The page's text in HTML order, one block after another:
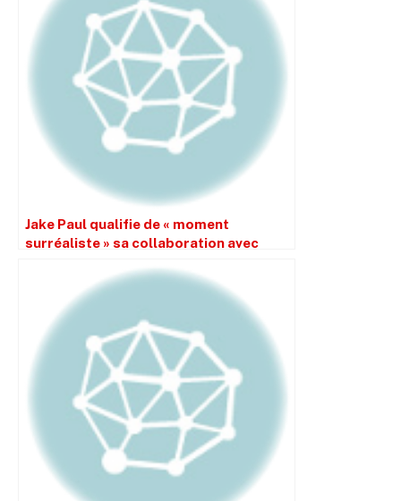
Jake Paul qualifie de « moment
surréaliste » sa collaboration avec